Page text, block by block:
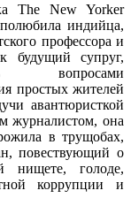
The New Yorker
индийца,
профессора и
будущий супруг,
вопросами
простых жителей
авантюристкой
журналистом, она
в трущобах,
повествующий о
нищете, голоде,
коррупции и